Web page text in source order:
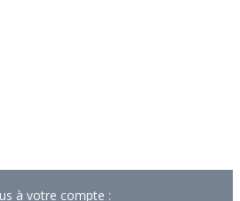
à votre compte :